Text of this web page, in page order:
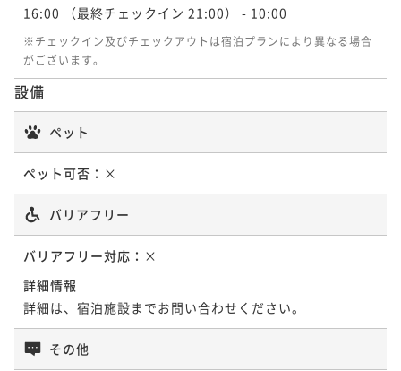
16:00 （最終チェックイン 21:00） - 10:00
※チェックイン及びチェックアウトは宿泊プランにより異なる場合
がございます。
設備
ペット
ペット可否： ×
バリアフリー
バリアフリー対応： ×
詳細情報
詳細は、宿泊施設までお問い合わせください。
その他